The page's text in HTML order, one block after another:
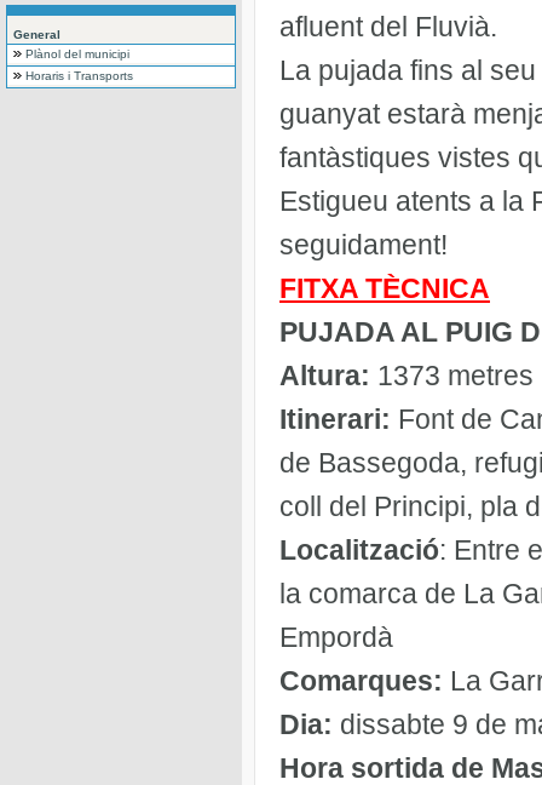
General
Plànol del municipi
Horaris i Transports
afluent del Fluvià.
La pujada fins al
guanyat estarà
fantàstiques vistes
Estigueu atents a la
seguidament!
FITXA TÈCNICA
PUJADA AL PUIG
Altura: 1373 metres
Itinerari: Font de
de Bassegoda,
coll del Principi, pla
Localització: Entre
la comarca de La
Empordà
Comarques: La
Dia: dissabte 9 de
Hora sortida de